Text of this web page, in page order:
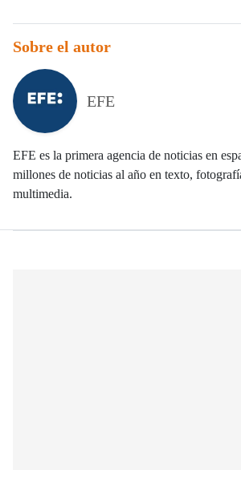
Sobre el autor
EFE
EFE es la primera agencia de noticias en
millones de noticias al año en texto,
multimedia.